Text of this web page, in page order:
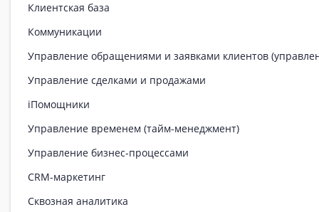
Клиентская база
Коммуникации
Управление обращениями и заявками клиентов
Управление сделками и продажами
iПомощники
Управление временем (тайм-менеджмент)
Управление бизнес-процессами
CRM-маркетинг
Сквозная аналитика